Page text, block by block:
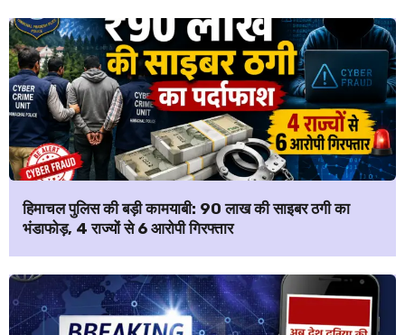
हिमाचल पुलिस की बड़ी कामयाबी: ₹90 लाख की साइबर ठगी का
भंडाफोड़, 4 राज्यों से 6 आरोपी गिरफ्तार